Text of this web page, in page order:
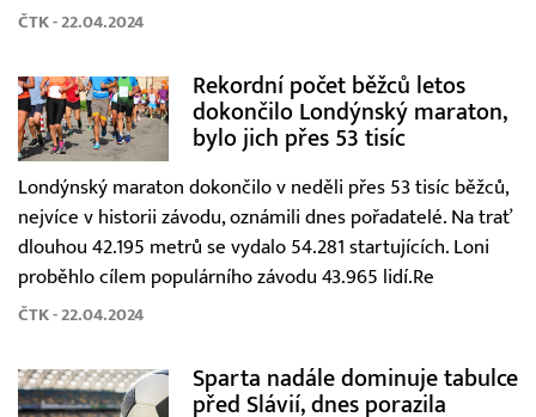
ČTK - 22.04.2024
Rekordní počet běžců letos
dokončilo Londýnský maraton,
bylo jich přes 53 tisíc
Londýnský maraton dokončilo v neděli přes 53 tisíc běžců,
nejvíce v historii závodu, oznámili dnes pořadatelé. Na trať
dlouhou 42.195 metrů se vydalo 54.281 startujících. Loni
proběhlo cílem populárního závodu 43.965 lidí.Re
ČTK - 22.04.2024
Sparta nadále dominuje tabulce
před Slávií, dnes porazila